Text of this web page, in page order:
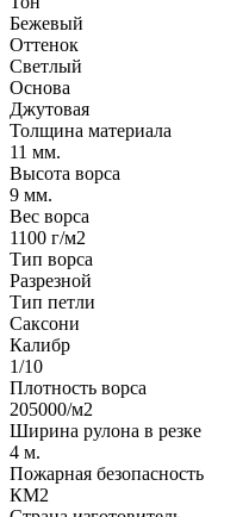
Бежевый
Оттенок
Светлый
Основа
Джутовая
Толщина материала
11 мм.
Высота ворса
9 мм.
Вес ворса
1100 г/м2
Тип ворса
Разрезной
Тип петли
Саксони
Калибр
1/10
Плотность ворса
205000/м2
Ширина рулона в резке
4 м.
Пожарная безопасность
КМ2